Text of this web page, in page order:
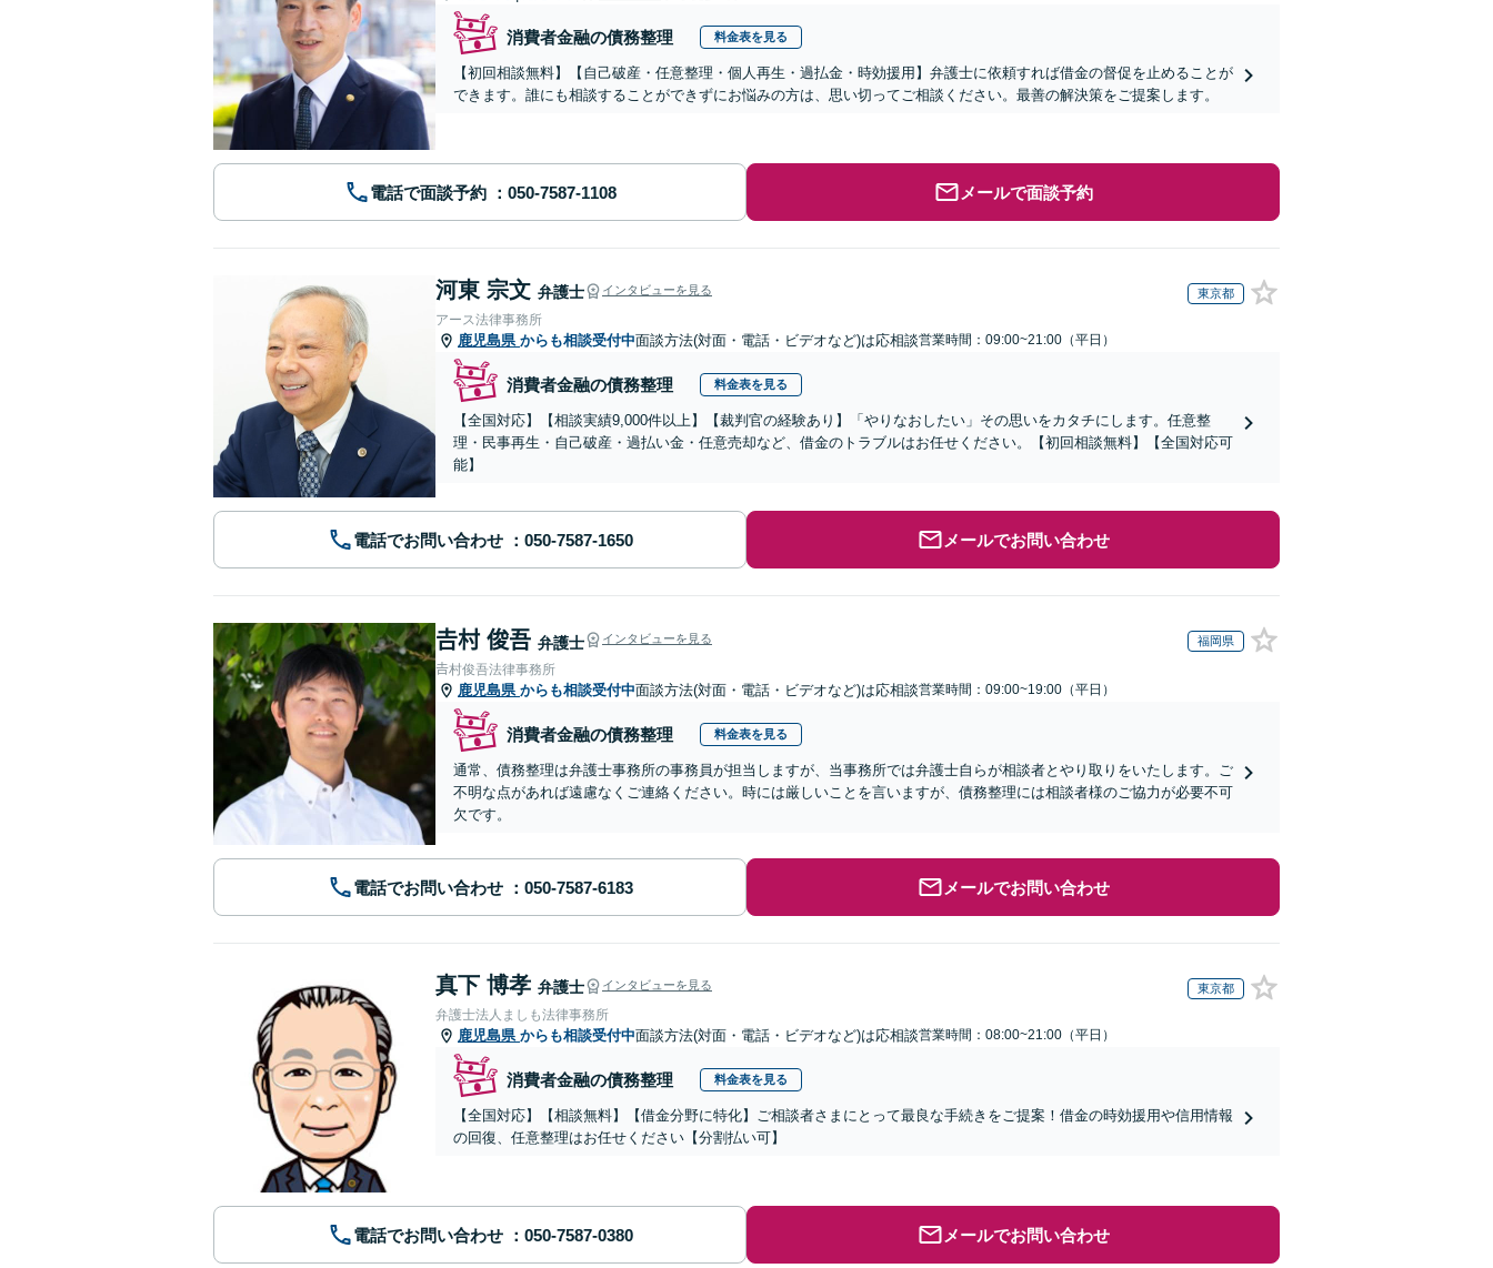
消費者金融の債務整理 料金表を見る
【初回相談無料】【自己破産・任意整理・個人再生・過払金・時効援用】弁護士に依頼すれば借金の督促を止めることが
できます。誰にも相談することができずにお悩みの方は、思い切ってご相談ください。最善の解決策をご提案します。
電話で面談予約 メールで面談予約
河東 宗文 弁護士 インタビューを見る 東京都
アース法律事務所
鹿児島県 からも相談受付中面談方法(対面・電話・ビデオなど)は応相談営業時間：09:00~21:00（平日）
消費者金融の債務整理 料金表を見る
【全国対応】【相談実績9,000件以上】【裁判官の経験あり】「やりなおしたい」その思いをカタチにします。任意整
理・民事再生・自己破産・過払い金・任意売却など、借金のトラブルはお任せください。【初回相談無料】【全国対応可
能】
電話でお問い合わせ メールでお問い合わせ
𠮷村 俊吾 弁護士 インタビューを見る 福岡県
𠮷村俊吾法律事務所
鹿児島県 からも相談受付中面談方法(対面・電話・ビデオなど)は応相談営業時間：09:00~19:00（平日）
消費者金融の債務整理 料金表を見る
通常、債務整理は弁護士事務所の事務員が担当しますが、当事務所では弁護士自らが相談者とやり取りをいたします。ご
不明な点があれば遠慮なくご連絡ください。時には厳しいことを言いますが、債務整理には相談者様のご協力が必要不可
欠です。
電話でお問い合わせ メールでお問い合わせ
真下 博孝 弁護士 インタビューを見る 東京都
弁護士法人ましも法律事務所
鹿児島県 からも相談受付中面談方法(対面・電話・ビデオなど)は応相談営業時間：08:00~21:00（平日）
消費者金融の債務整理 料金表を見る
【全国対応】【相談無料】【借金分野に特化】ご相談者さまにとって最良な手続きをご提案！借金の時効援用や信用情報
の回復、任意整理はお任せください【分割払い可】
電話でお問い合わせ メールでお問い合わせ